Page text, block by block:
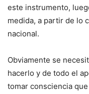
este instrumento,
medida, a partir de lo
nacional.
Obviamente se
hacerlo y de todo el
tomar consciencia